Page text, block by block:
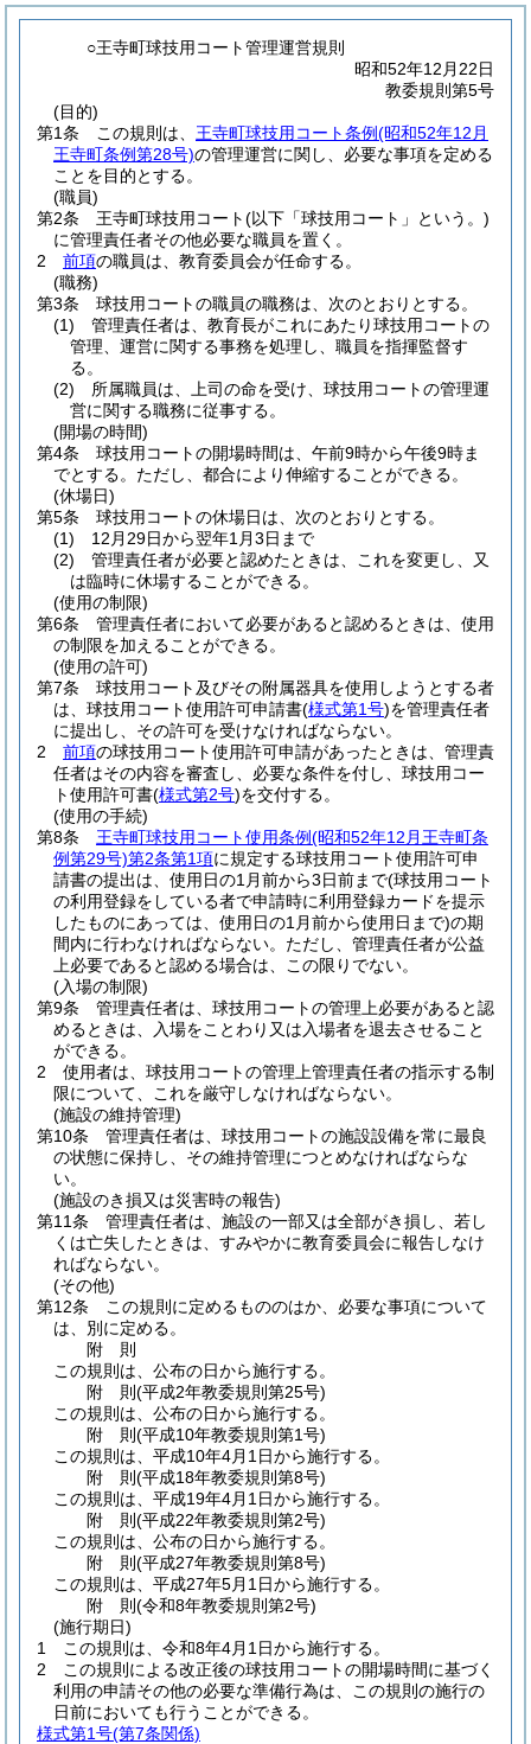
○王寺町球技用コート管理運営規則
昭和52年12月22日
教委規則第5号
(目的)
第1条
この規則は、 王寺町球技用コート条例(昭和52年12月
王寺町条例第28号)の管理運営に関し、必要な事項を定める
ことを目的とする。
(職員)
第2条
王寺町球技用コート(以下「球技用コート」という。)
に管理責任者その他必要な職員を置く。
2
前項の職員は、教育委員会が任命する。
(職務)
第3条
球技用コートの職員の職務は、次のとおりとする。
(1)
管理責任者は、教育長がこれにあたり球技用コートの
管理、運営に関する事務を処理し、職員を指揮監督す
る。
(2)
所属職員は、上司の命を受け、球技用コートの管理運
営に関する職務に従事する。
(開場の時間)
第4条
球技用コートの開場時間は、午前9時から午後9時ま
でとする。 ただし、都合により伸縮することができる。
(休場日)
第5条
球技用コートの休場日は、次のとおりとする。
(1)
12月29日から翌年1月3日まで
(2)
管理責任者が必要と認めたときは、これを変更し、又
は臨時に休場することができる。
(使用の制限)
第6条
管理責任者において必要があると認めるときは、使用
の制限を加えることができる。
(使用の許可)
第7条
球技用コート及びその附属器具を使用しようとする者
は、球技用コート使用許可申請書(様式第1号)を管理責任者
に提出し、その許可を受けなければならない。
2
前項の球技用コート使用許可申請があったときは、管理責
任者はその内容を審査し、必要な条件を付し、球技用コー
ト使用許可書(様式第2号)を交付する。
(使用の手続)
第8条
王寺町球技用コート使用条例(昭和52年12月王寺町条
例第29号)第2条第1項に規定する球技用コート使用許可申
請書の提出は、使用日の1月前から3日前まで(球技用コート
の利用登録をしている者で申請時に利用登録カードを提示
したものにあっては、使用日の1月前から使用日まで)の期
間内に行わなければならない。 ただし、管理責任者が公益
上必要であると認める場合は、この限りでない。
(入場の制限)
第9条
管理責任者は、球技用コートの管理上必要があると認
めるときは、入場をことわり又は入場者を退去させること
ができる。
2
使用者は、球技用コートの管理上管理責任者の指示する制
限について、これを厳守しなければならない。
(施設の維持管理)
第10条
管理責任者は、球技用コートの施設設備を常に最良
の状態に保持し、その維持管理につとめなければならな
い。
(施設のき損又は災害時の報告)
第11条
管理責任者は、施設の一部又は全部がき損し、若し
くは亡失したときは、すみやかに教育委員会に報告しなけ
ればならない。
(その他)
第12条
この規則に定めるもののはか、必要な事項について
は、別に定める。
附 則
この規則は、公布の日から施行する。
附 則(平成2年教委規則第25号)
この規則は、公布の日から施行する。
附 則(平成10年教委規則第1号)
この規則は、平成10年4月1日から施行する。
附 則(平成18年教委規則第8号)
この規則は、平成19年4月1日から施行する。
附 則(平成22年教委規則第2号)
この規則は、公布の日から施行する。
附 則(平成27年教委規則第8号)
この規則は、平成27年5月1日から施行する。
附 則(令和8年教委規則第2号)
(施行期日)
1
この規則は、令和8年4月1日から施行する。
2
この規則による改正後の球技用コートの開場時間に基づく
利用の申請その他の必要な準備行為は、この規則の施行の
日前においても行うことができる。
様式第1号(第7条関係)